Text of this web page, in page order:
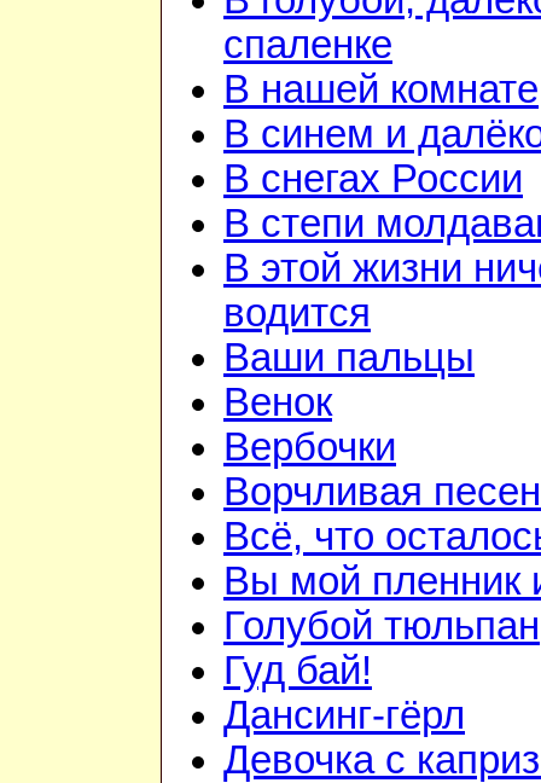
спаленке
В нашей комнате
В синем и
В снегах России
В степи
В этой жизни
водится
Ваши пальцы
Венок
Вербочки
Ворчливая
Всё, что
Вы мой пленник
Голубой тюльпан
Гуд бай!
Дансинг-гёрл
Девочка с